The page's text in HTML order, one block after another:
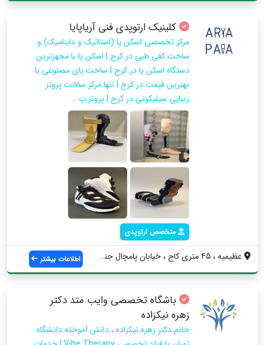
کلینیک ارتوپدی فنی آریاپایا
مرکز تخصصی اسکن پا (استاتیک و داینامیک) و
ساخت کفی طبی در کرج | اسکن پا با مجهزترین
دستگاه اسکن پا در کرج | ساخت پای مصنوعی با
بهترین قیمت در کرج | تنها مرکز ساخت پروتز
زیبایی سیلیکونی در کرج | پروتز پ...
متخصص ارتوپدی
عظیمیه ، 45 متری کاج ، خیابان پامچال جنو... اطلاعات بیشتر
باشگاه تخصصی وایب متد دکتر
زهره نیکزاده
خانم دکتر زهره نیکزاده ، دانش آموخته دانشگاه